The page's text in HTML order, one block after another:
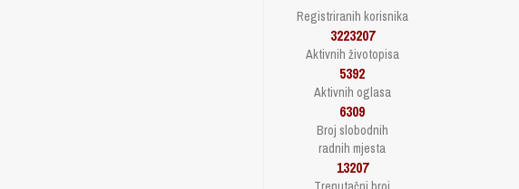
Registriranih korisnika
3223207
Aktivnih životopisa
5392
Aktivnih oglasa
6309
Broj slobodnih
radnih mjesta
13207